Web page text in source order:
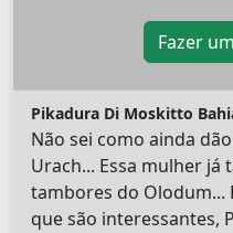
Fazer
Pikadura Di Moskitto
Não sei como ainda
Urach... Essa mulher já
tambores do Olodum...
que são interessantes,